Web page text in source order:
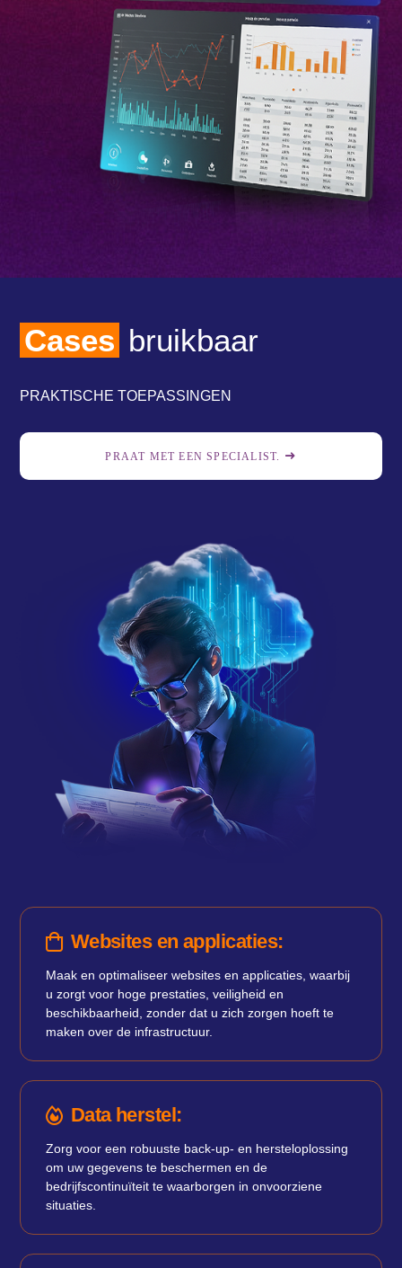
Cases bruikbaar
PRAKTISCHE TOEPASSINGEN
PRAAT MET EEN SPECIALIST.
Websites en applicaties:
Maak en optimaliseer websites en applicaties, waarbij
u zorgt voor hoge prestaties, veiligheid en
beschikbaarheid, zonder dat u zich zorgen hoeft te
maken over de infrastructuur.
Data herstel:
Zorg voor een robuuste back-up- en hersteloplossing
om uw gegevens te beschermen en de
bedrijfscontinuïteit te waarborgen in onvoorziene
situaties.